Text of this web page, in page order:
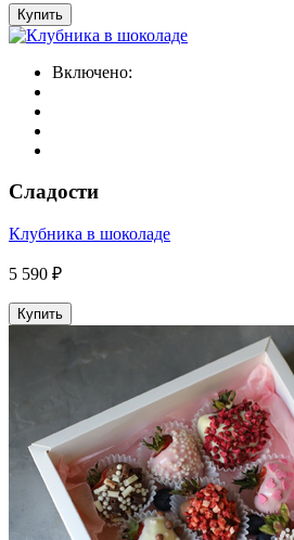
Купить
Включено:
Сладости
Клубника в шоколаде
5 590 ₽
Купить